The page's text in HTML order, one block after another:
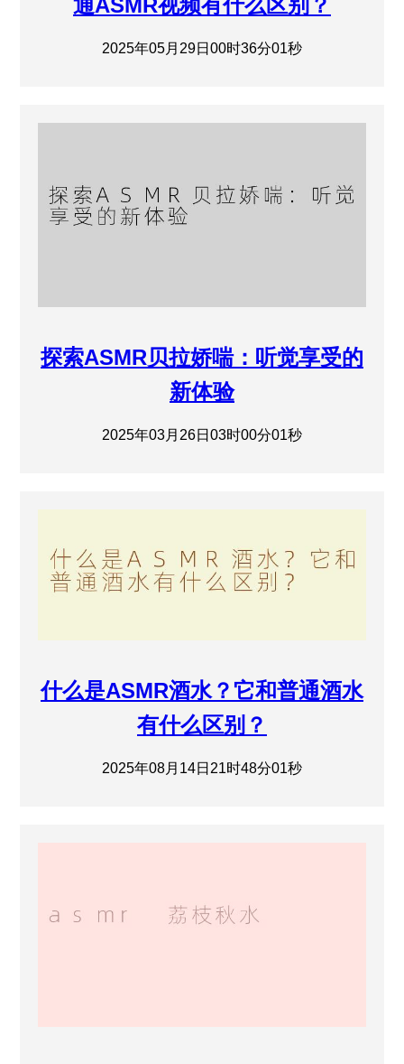
通ASMR视频有什么区别？
2025年05月29日00时36分01秒
探索ASMR贝拉娇喘：听觉享受的
新体验
2025年03月26日03时00分01秒
什么是ASMR酒水？它和普通酒水
有什么区别？
2025年08月14日21时48分01秒